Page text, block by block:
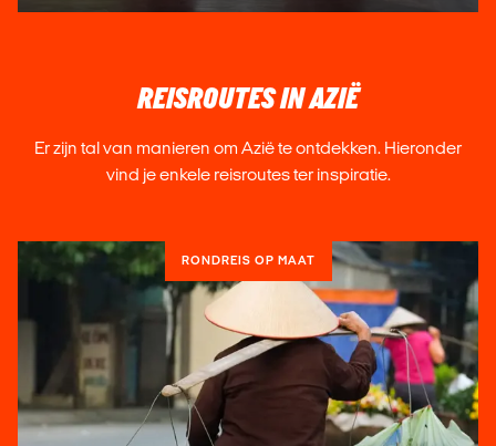
REISROUTES IN AZIË
Er zijn tal van manieren om Azië te ontdekken. Hieronder
vind je enkele reisroutes ter inspiratie.
RONDREIS OP MAAT